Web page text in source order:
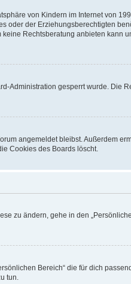
von Kindern im Internet von
der Erziehungsberechtigten
Rechtsberatung anbieten kann
Administration gesperrt wurde. Die
angemeldet bleibst. Außerdem
Cookies des Boards löscht.
zu ändern, gehe in den
Bereich“ die für dich
tun.